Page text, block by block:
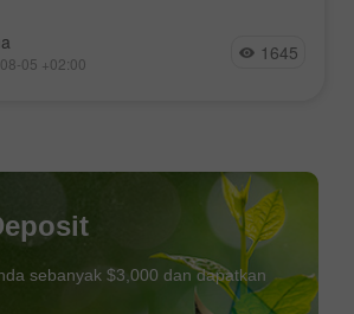
05 +02:00 1645
sebanyak $3,000 dan dapatkan